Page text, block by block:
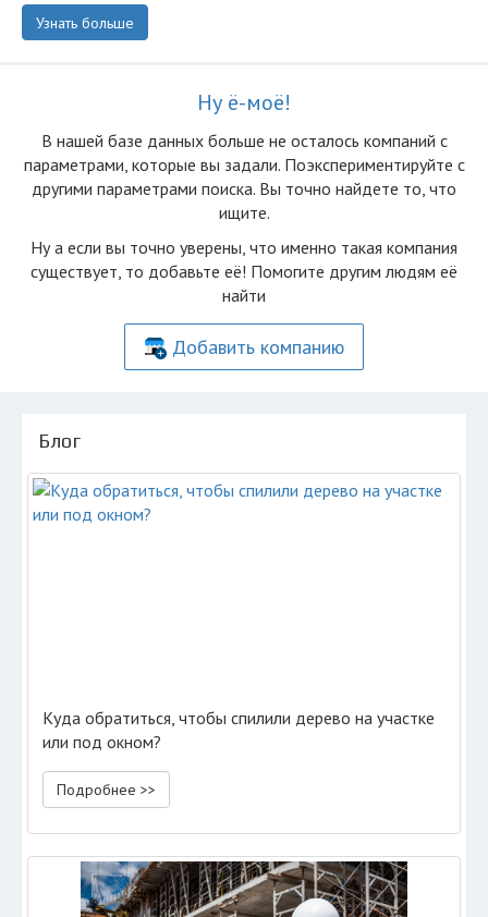
Узнать больше
Ну ё-моё!
В нашей базе данных больше не осталоcь компаний с
параметрами, которые вы задали. Поэкспериментируйте с
другими параметрами поиска. Вы точно найдете то, что
ищите.
Ну а если вы точно уверены, что именно такая компания
существует, то добавьте её! Помогите другим людям её
найти
Добавить компанию
Блог
Куда обратиться, чтобы спилили дерево на участке
или под окном?
Подробнее >>